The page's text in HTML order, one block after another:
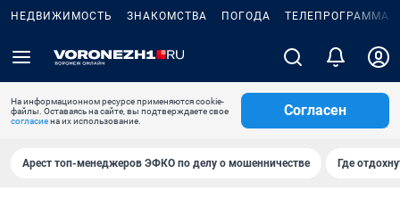
НЕДВИЖИМОСТЬ ЗНАКОМСТВА ПОГОДА ТЕЛЕПРОГРАММА
На информационном ресурсе применяются cookie-
файлы. Оставаясь на сайте, вы подтверждаете свое
согласиена их использование.
Согласен
Арест топ-менеджеров ЭФКО по делу о мошенничестве Где